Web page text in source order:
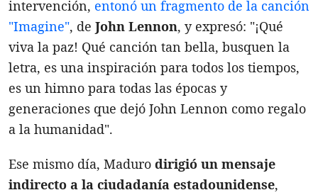
intervención, entonó un fragmento de la canción
"Imagine", de John Lennon, y expresó: "¡Qué
viva la paz! Qué canción tan bella, busquen la
letra, es una inspiración para todos los tiempos,
es un himno para todas las épocas y
generaciones que dejó John Lennon como regalo
a la humanidad".
Ese mismo día, Maduro dirigió un mensaje
indirecto a la ciudadanía estadounidense,